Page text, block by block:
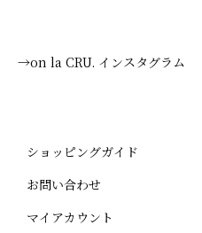
→on la CRU. インスタグラム
ショッピングガイド
お問い合わせ
マイアカウント